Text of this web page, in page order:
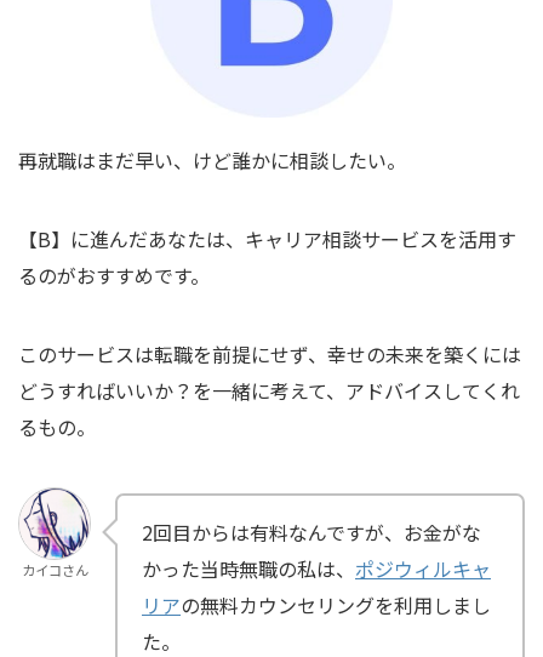
再就職はまだ早い、けど誰かに相談したい。
【B】に進んだあなたは、キャリア相談サービスを活用す
るのがおすすめです。
このサービスは転職を前提にせず、幸せの未来を築くには
どうすればいいか？を一緒に考えて、アドバイスしてくれ
るもの。
カイコさん
2回目からは有料なんですが、お金がな
かった当時無職の私は、 ポジウィルキャ
リアの無料カウンセリングを利用しまし
た。